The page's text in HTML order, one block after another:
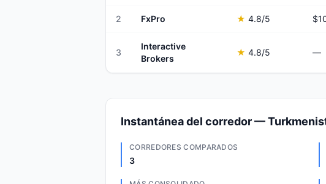
2 FxPro ★ 4.8/5
3
Interactive
Brokers
★ 4.8/5 —
Instantánea del corredor —
CORREDORES COMPARADOS
3